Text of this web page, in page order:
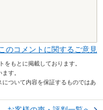
のコメントに関するご意見
もとに掲載しております。
す。
ついて内容を保証するものではあ